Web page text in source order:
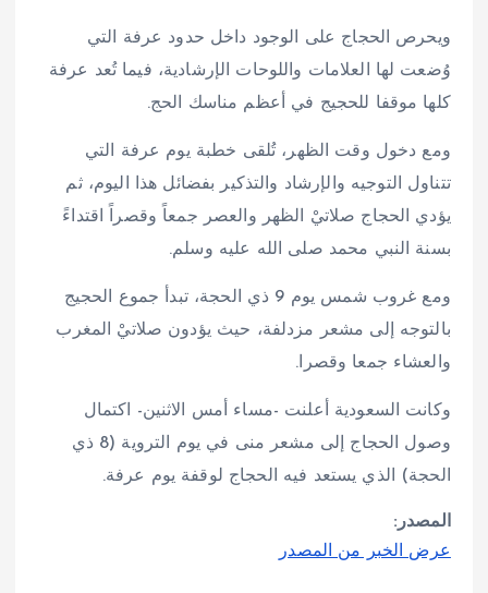
ويحرص الحجاج على الوجود داخل حدود عرفة التي
وُضعت لها العلامات واللوحات الإرشادية، فيما تُعد عرفة
كلها موقفا للحجيج في أعظم مناسك الحج.
ومع دخول وقت الظهر، تُلقى خطبة يوم عرفة التي
تتناول التوجيه والإرشاد والتذكير بفضائل هذا اليوم، ثم
يؤدي الحجاج صلاتيْ الظهر والعصر جمعاً وقصراً اقتداءً
بسنة النبي محمد صلى الله عليه وسلم.
ومع غروب شمس يوم 9 ذي الحجة، تبدأ جموع الحجيج
بالتوجه إلى مشعر مزدلفة، حيث يؤدون صلاتيْ المغرب
والعشاء جمعا وقصرا.
وكانت السعودية أعلنت -مساء أمس الاثنين- اكتمال
وصول الحجاج إلى مشعر منى في يوم التروية (8 ذي
الحجة) الذي يستعد فيه الحجاج لوقفة يوم عرفة.
المصدر:
عرض الخبر من المصدر